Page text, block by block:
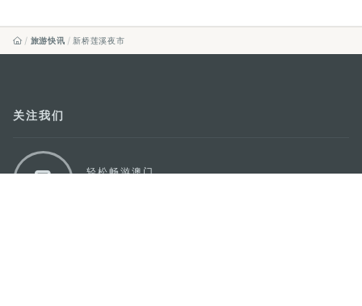
旅游快讯 新桥莲溪夜市
关注我们
轻松畅游澳门